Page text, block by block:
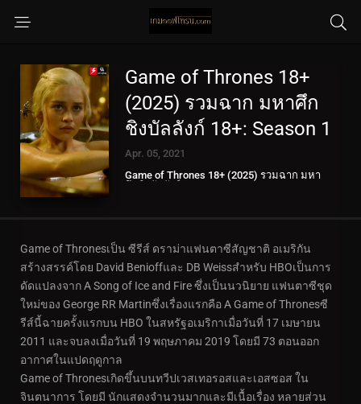
Game of Thrones 18+
(2025) รวมฉาก มหาศึก
ชิงบัลลังก์ 18+: Season 1
Apr. 05, 2021
Game of Thrones 18+ (2025) รวมฉาก มหา
Game of Thronesเป็น ซีรีส์ ดราม่าแฟนตาซีสัญชาติ อเมริกัน
สร้างสรรค์โดย David Benioffและ DB Weissสำหรับ HBOเป็นการ
ดัดแปลงจาก A Song of Ice and Fire ซึ่งเป็นนวนิยาย แฟนตาซีชุด
ใหม่ของ George RR Martinซึ่งเรื่องแรกคือ A Game of Thronesซี
รีส์นี้ฉายครั้งแรกบน HBO ในสหรัฐอเมริกาเมื่อวันที่ 17 เมษายน
2011 และจบลงเมื่อวันที่ 19 พฤษภาคม 2019 โดยมี 73 ตอนออก
อากาศในแปดฤดูกาล
Game of Thronesเกิดขึ้นบนทวีปเวสเทอรอสและเอสซอส ใน
จินตนาการ โดยมี นักแสดงจำนวนมากและมีเนื้อเรื่อง หลายส่วน